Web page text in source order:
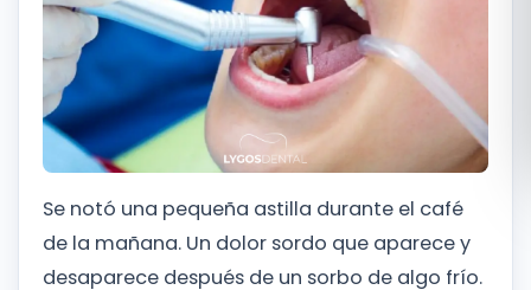
Русский
Se notó una pequeña astilla durante el café
de la mañana. Un dolor sordo que aparece y
desaparece después de un sorbo de algo frío.